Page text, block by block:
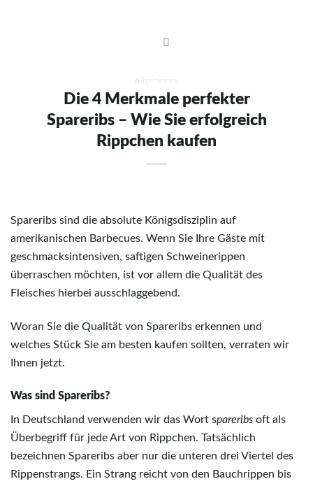
Allgemeines
Die 4 Merkmale perfekter
Spareribs – Wie Sie erfolgreich
Rippchen kaufen
Spareribs sind die absolute Königsdisziplin auf
amerikanischen Barbecues. Wenn Sie Ihre Gäste mit
geschmacksintensiven, saftigen Schweinerippen
überraschen möchten, ist vor allem die Qualität des
Fleisches hierbei ausschlaggebend.
Woran Sie die Qualität von Spareribs erkennen und
welches Stück Sie am besten kaufen sollten, verraten wir
Ihnen jetzt.
Was sind Spareribs?
In Deutschland verwenden wir das Wort spareribs oft als
Überbegriff für jede Art von Rippchen. Tatsächlich
bezeichnen Spareribs aber nur die unteren drei Viertel des
Rippenstrangs. Ein Strang reicht von den Bauchrippen bis